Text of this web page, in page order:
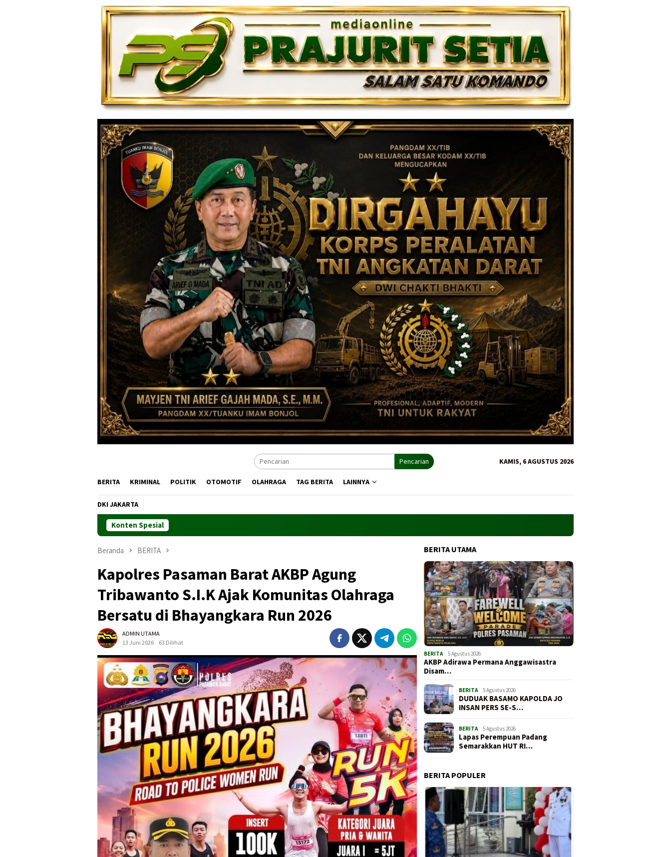
Pencarian KAMIS, 6 AGUSTUS 2026
BERITA KRIMINAL POLITIK OTOMOTIF OLAHRAGA TAG BERITA LAINNYA
DKI JAKARTA
Konten Spesial
Beranda BERITA
Kapolres Pasaman Barat AKBP Agung
Tribawanto S.I.K Ajak Komunitas Olahraga
Bersatu di Bhayangkara Run 2026
ADMIN UTAMA
13 Juni 2026
63 Dilihat
BERITA UTAMA
BERITA 5 Agustus 2026
AKBP Adirawa Permana Anggawisastra
Disam…
BERITA 5 Agustus 2026
DUDUAK BASAMO KAPOLDA JO
INSAN PERS SE-S…
BERITA 5 Agustus 2026
Lapas Perempuan Padang
Semarakkan HUT RI…
BERITA POPULER